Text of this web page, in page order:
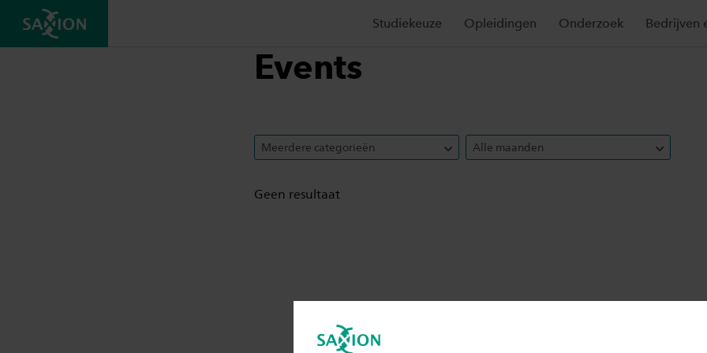
Studiekeuze Opleidingen Onderzoek Bedrijven
Events
Meerdere categorieën Alle maanden
Geen resultaat